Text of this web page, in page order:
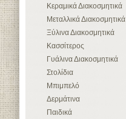
Κεραμικά Διακοσμητικά
Μεταλλικά Διακοσμητικά
Ξύλινα Διακοσμητικά
Κασσίτερος
Γυάλινα Διακοσμητικά
Στολίδια
Μπιμπελό
Δερμάτινα
Παιδικά